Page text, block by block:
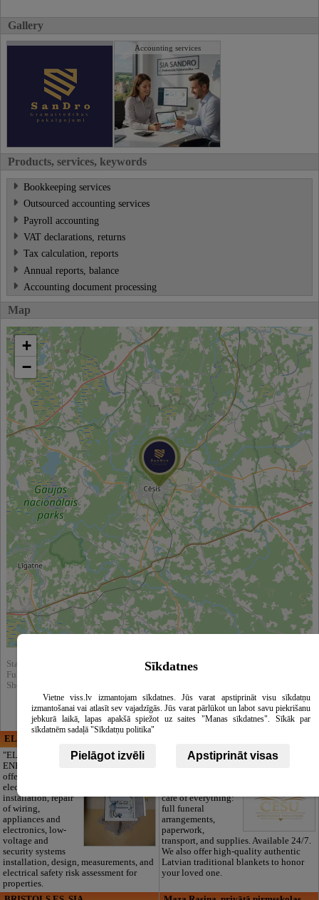
Gallery
Accounting services
Products, services, keywords
Bookkeeping services
Outsourced accounting services
Payroll accounting
VAT declarations, returns
Tax calculation, reports
Annual reports, balance
Accounting document processing
Map
+
−
Statistics:
Fully viewed : 7893
Showed in search results : 39315
ELECTRIC ENERGY
"ELECTRIC
ENERGY Kandava"
offers full-range
electrical
installation, repair
of wiring,
appliances and
electronics, low-
voltage and
security systems
installation, design, measurements, and
electrical safety risk assessment for
properties.
PAKALPOJUMI, SIA
care of everything:
full funeral
arrangements,
paperwork,
transport, and supplies. Available 24/7.
We also offer high-quality authentic
Latvian traditional blankets to honor
your loved one.
Sīkdatnes
Vietne viss.lv izmantojam sīkdatnes. Jūs varat apstiprināt visu sīkdatņu
izmantošanai vai atlasīt sev vajadzīgās. Jūs varat pārlūkot un labot savu piekrišanu
jebkurā laikā, lapas apakšā spiežot uz saites "Manas sīkdatnes". Sīkāk par
sīkdatnēm sadaļā "Sīkdatņu politika"
Pielāgot izvēli Apstiprināt visas